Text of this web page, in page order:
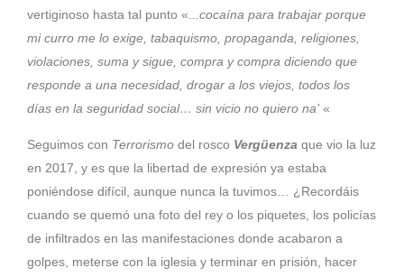
vertiginoso hasta tal punto «..
.cocaína para trabajar porque
mi curro me lo exige, tabaquismo, propaganda, religiones,
violaciones, suma y sigue, compra y compra diciendo que
responde a una necesidad, drogar a los viejos, todos los
días en la seguridad social… sin vicio no quiero na’«
Seguimos con Terrorismo del rosco Vergüenza que vio la luz
en 2017, y es que la libertad de expresión ya estaba
poniéndose difícil, aunque nunca la tuvimos… ¿Recordáis
cuando se quemó una foto del rey o los piquetes, los policías
de infiltrados en las manifestaciones donde acabaron a
golpes, meterse con la iglesia y terminar en prisión, hacer